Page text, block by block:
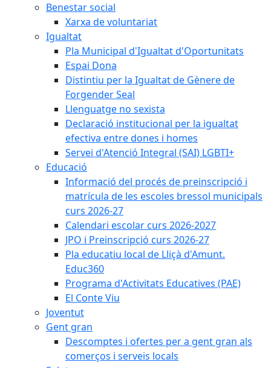
Benestar social
Xarxa de voluntariat
Igualtat
Pla Municipal d'Igualtat d'Oportunitats
Espai Dona
Distintiu per la Igualtat de Gènere de
Forgender Seal
Llenguatge no sexista
Declaració institucional per la igualtat
efectiva entre dones i homes
Servei d'Atenció Integral (SAI) LGBTI+
Educació
Informació del procés de preinscripció i
matrícula de les escoles bressol municipals
curs 2026-27
Calendari escolar curs 2026-2027
JPO i Preinscripció curs 2026-27
Pla educatiu local de Lliçà d'Amunt.
Educ360
Programa d'Activitats Educatives (PAE)
El Conte Viu
Joventut
Gent gran
Descomptes i ofertes per a gent gran als
comerços i serveis locals